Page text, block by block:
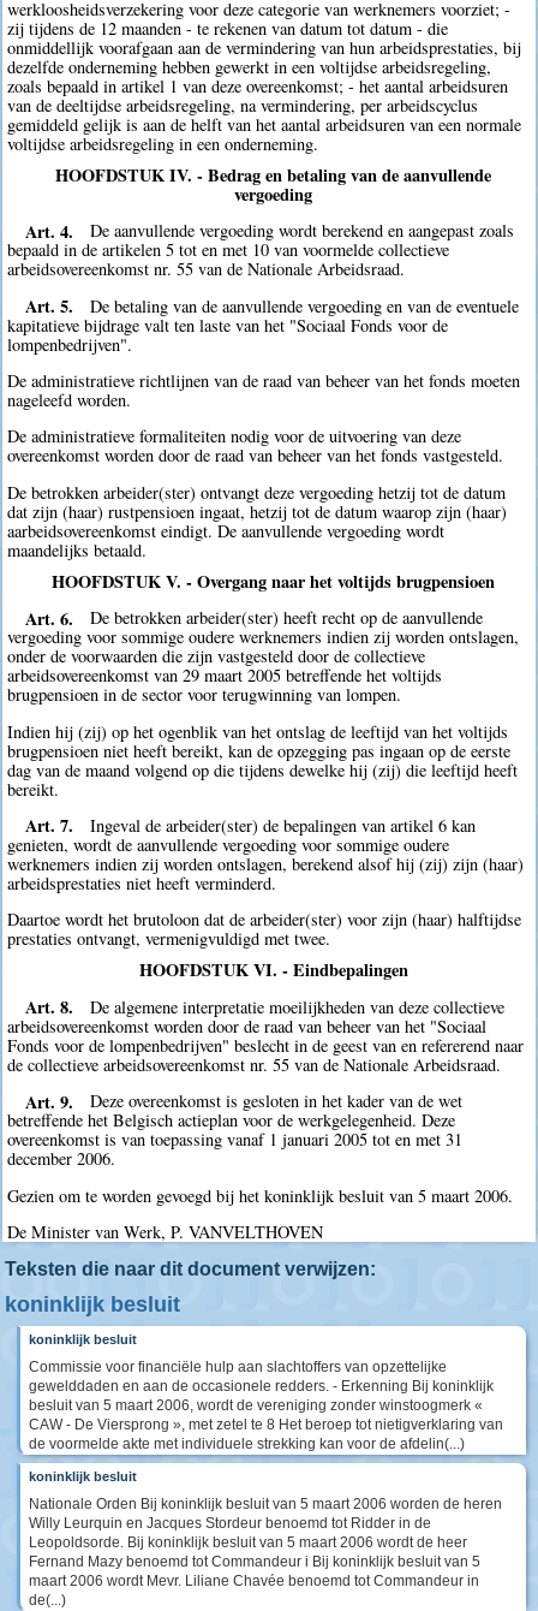
werkloosheidsverzekering voor deze categorie van werknemers voorziet; -
zij tijdens de 12 maanden - te rekenen van datum tot datum - die
onmiddellijk voorafgaan aan de vermindering van hun arbeidsprestaties, bij
dezelfde onderneming hebben gewerkt in een voltijdse arbeidsregeling,
zoals bepaald in artikel 1 van deze overeenkomst; - het aantal arbeidsuren
van de deeltijdse arbeidsregeling, na vermindering, per arbeidscyclus
gemiddeld gelijk is aan de helft van het aantal arbeidsuren van een normale
voltijdse arbeidsregeling in een onderneming.
HOOFDSTUK IV. - Bedrag en betaling van de aanvullende
vergoeding
Art. 4.
De aanvullende vergoeding wordt berekend en aangepast zoals
bepaald in de artikelen 5 tot en met 10 van voormelde collectieve
arbeidsovereenkomst nr. 55 van de Nationale Arbeidsraad.
Art. 5.
De betaling van de aanvullende vergoeding en van de eventuele
kapitatieve bijdrage valt ten laste van het "Sociaal Fonds voor de
lompenbedrijven".
De administratieve richtlijnen van de raad van beheer van het fonds moeten
nageleefd worden.
De administratieve formaliteiten nodig voor de uitvoering van deze
overeenkomst worden door de raad van beheer van het fonds vastgesteld.
De betrokken arbeider(ster) ontvangt deze vergoeding hetzij tot de datum
dat zijn (haar) rustpensioen ingaat, hetzij tot de datum waarop zijn (haar)
aarbeidsovereenkomst eindigt. De aanvullende vergoeding wordt
maandelijks betaald.
HOOFDSTUK V. - Overgang naar het voltijds brugpensioen
Art. 6.
De betrokken arbeider(ster) heeft recht op de aanvullende
vergoeding voor sommige oudere werknemers indien zij worden ontslagen,
onder de voorwaarden die zijn vastgesteld door de collectieve
arbeidsovereenkomst van 29 maart 2005 betreffende het voltijds
brugpensioen in de sector voor terugwinning van lompen.
Indien hij (zij) op het ogenblik van het ontslag de leeftijd van het voltijds
brugpensioen niet heeft bereikt, kan de opzegging pas ingaan op de eerste
dag van de maand volgend op die tijdens dewelke hij (zij) die leeftijd heeft
bereikt.
Art. 7.
Ingeval de arbeider(ster) de bepalingen van artikel 6 kan
genieten, wordt de aanvullende vergoeding voor sommige oudere
werknemers indien zij worden ontslagen, berekend alsof hij (zij) zijn (haar)
arbeidsprestaties niet heeft verminderd.
Daartoe wordt het brutoloon dat de arbeider(ster) voor zijn (haar) halftijdse
prestaties ontvangt, vermenigvuldigd met twee.
HOOFDSTUK VI. - Eindbepalingen
Art. 8.
De algemene interpretatie moeilijkheden van deze collectieve
arbeidsovereenkomst worden door de raad van beheer van het "Sociaal
Fonds voor de lompenbedrijven" beslecht in de geest van en refererend naar
de collectieve arbeidsovereenkomst nr. 55 van de Nationale Arbeidsraad.
Art. 9.
Deze overeenkomst is gesloten in het kader van de wet
betreffende het Belgisch actieplan voor de werkgelegenheid. Deze
overeenkomst is van toepassing vanaf 1 januari 2005 tot en met 31
december 2006.
Gezien om te worden gevoegd bij het koninklijk besluit van 5 maart 2006.
De Minister van Werk, P. VANVELTHOVEN
Teksten die naar dit document verwijzen:
koninklijk besluit
koninklijk besluit
Commissie voor financiële hulp aan slachtoffers van opzettelijke
gewelddaden en aan de occasionele redders. - Erkenning Bij koninklijk
besluit van 5 maart 2006, wordt de vereniging zonder winstoogmerk «
CAW - De Viersprong », met zetel te 8 Het beroep tot nietigverklaring van
de voormelde akte met individuele strekking kan voor de afdelin(...)
koninklijk besluit
Nationale Orden Bij koninklijk besluit van 5 maart 2006 worden de heren
Willy Leurquin en Jacques Stordeur benoemd tot Ridder in de
Leopoldsorde. Bij koninklijk besluit van 5 maart 2006 wordt de heer
Fernand Mazy benoemd tot Commandeur i Bij koninklijk besluit van 5
maart 2006 wordt Mevr. Liliane Chavée benoemd tot Commandeur in
de(...)